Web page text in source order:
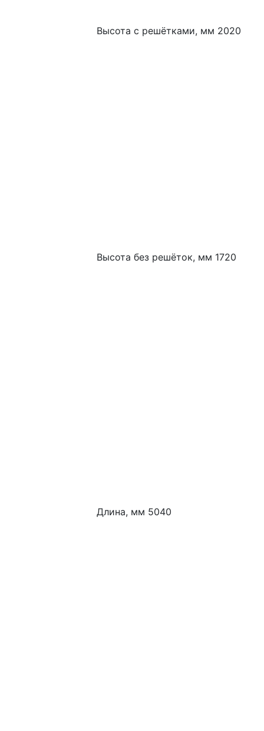
Высота с решётками, мм 2020
Высота без решёток, мм 1720
Длина, мм 5040